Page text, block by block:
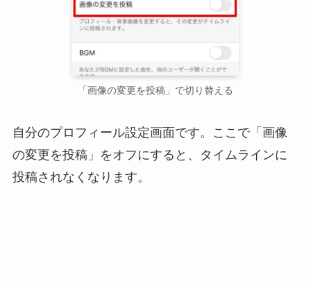
「画像の変更を投稿」で切り替える
自分のプロフィール設定画面です。ここで「画像
の変更を投稿」をオフにすると、タイムラインに
投稿されなくなります。